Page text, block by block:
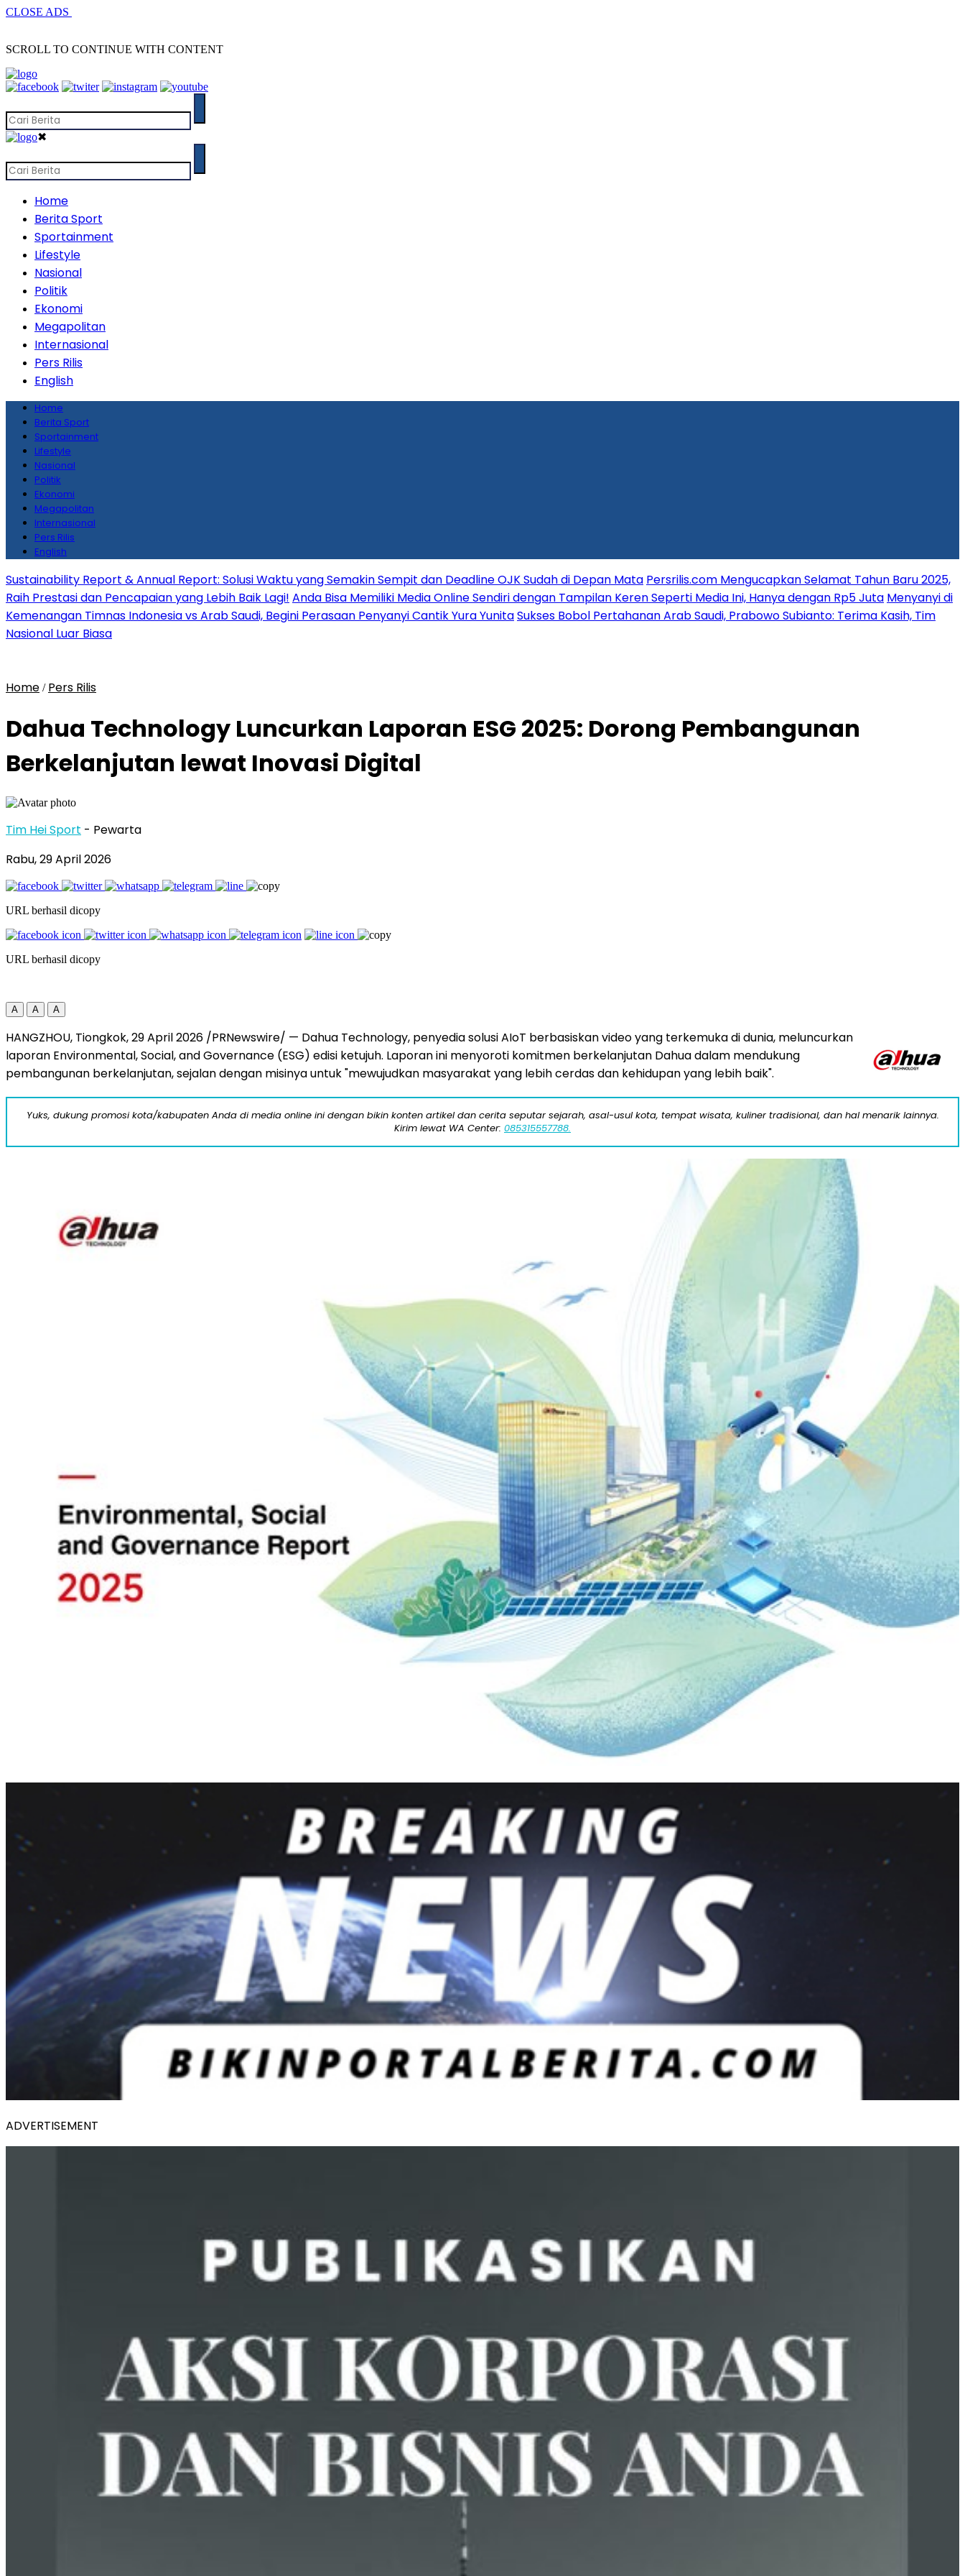
CLOSE ADS
SCROLL TO CONTINUE WITH CONTENT
✖
Home
Berita Sport
Sportainment
Lifestyle
Nasional
Politik
Ekonomi
Megapolitan
Internasional
Pers Rilis
English
Home
Berita Sport
Sportainment
Lifestyle
Nasional
Politik
Ekonomi
Megapolitan
Internasional
Pers Rilis
English
Sustainability Report & Annual Report: Solusi Waktu yang Semakin Sempit dan Deadline OJK Sudah di Depan Mata Persrilis.com Mengucapkan Selamat Tahun Baru 2025,
Raih Prestasi dan Pencapaian yang Lebih Baik Lagi! Anda Bisa Memiliki Media Online Sendiri dengan Tampilan Keren Seperti Media Ini, Hanya dengan Rp5 Juta Menyanyi di
Kemenangan Timnas Indonesia vs Arab Saudi, Begini Perasaan Penyanyi Cantik Yura YunitaSukses Bobol Pertahanan Arab Saudi, Prabowo Subianto: Terima Kasih, Tim
Nasional Luar Biasa
Home / Pers Rilis
Dahua Technology Luncurkan Laporan ESG 2025: Dorong Pembangunan
Berkelanjutan lewat Inovasi Digital
Tim Hei Sport - Pewarta
Rabu, 29 April 2026
URL berhasil dicopy
URL berhasil dicopy
A A A
HANGZHOU, Tiongkok, 29 April 2026 /PRNewswire/ — Dahua Technology, penyedia solusi AIoT berbasiskan video yang terkemuka di dunia, meluncurkan
laporan Environmental, Social, and Governance (ESG) edisi ketujuh. Laporan ini menyoroti komitmen berkelanjutan Dahua dalam mendukung
pembangunan berkelanjutan, sejalan dengan misinya untuk "mewujudkan masyarakat yang lebih cerdas dan kehidupan yang lebih baik".
Yuks, dukung promosi kota/kabupaten Anda di media online ini dengan bikin konten artikel dan cerita seputar sejarah, asal-usul kota, tempat wisata, kuliner tradisional, dan hal menarik lainnya.
Kirim lewat WA Center: 085315557788.
ADVERTISEMENT